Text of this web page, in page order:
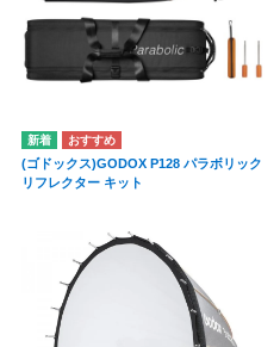
(ゴドックス)GODOX P128 パラボリック
リフレクター キット